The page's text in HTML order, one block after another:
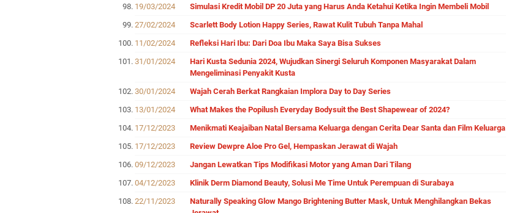
19/03/2024
Simulasi Kredit Mobil DP 20 Juta yang Harus Anda Ketahui Ketika Ingin Membeli Mobil
27/02/2024
Scarlett Body Lotion Happy Series, Rawat Kulit Tubuh Tanpa Mahal
11/02/2024
Refleksi Hari Ibu: Dari Doa Ibu Maka Saya Bisa Sukses
31/01/2024
Hari Kusta Sedunia 2024, Wujudkan Sinergi Seluruh Komponen Masyarakat Dalam
Mengeliminasi Penyakit Kusta
30/01/2024
Wajah Cerah Berkat Rangkaian Implora Day to Day Series
13/01/2024
What Makes the Popilush Everyday Bodysuit the Best Shapewear of 2024?
17/12/2023
Menikmati Keajaiban Natal Bersama Keluarga dengan Cerita Dear Santa dan Film Keluarga
17/12/2023
Review Dewpre Aloe Pro Gel, Hempaskan Jerawat di Wajah
09/12/2023
Jangan Lewatkan Tips Modifikasi Motor yang Aman Dari Tilang
04/12/2023
Klinik Derm Diamond Beauty, Solusi Me Time Untuk Perempuan di Surabaya
22/11/2023
Naturally Speaking Glow Mango Brightening Butter Mask, Untuk Menghilangkan Bekas